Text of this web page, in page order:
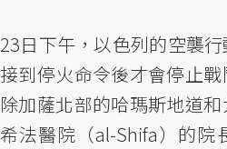
23日下午，以色列的空襲
接到停火命令後才會停止
除加薩北部的哈瑪斯地道
希法醫院（al-Shifa）的院